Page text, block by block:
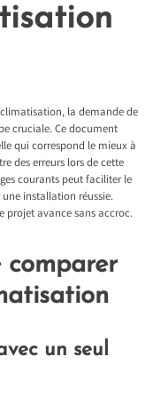
climatisation, la demande de
cruciale. Ce document
qui correspond le mieux à
des erreurs lors de cette
courants peut faciliter le
installation réussie.
projet avance sans accroc.
comparer
un seul